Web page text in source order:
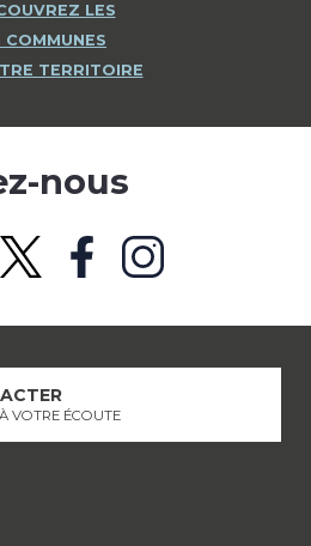
LES
COMMUNES
TERRITOIRE
nous
VOTRE ÉCOUTE